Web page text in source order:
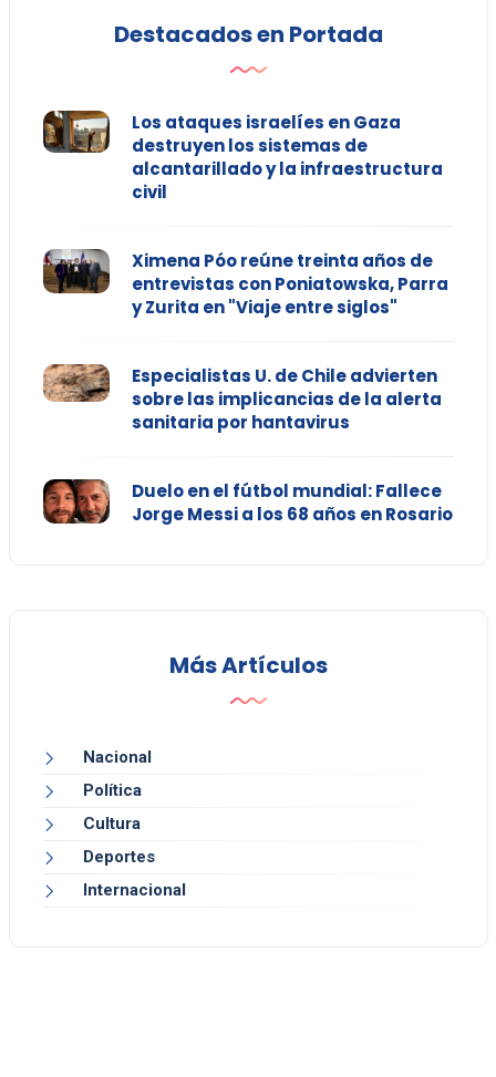
Destacados en Portada
Los ataques israelíes en Gaza
destruyen los sistemas de
alcantarillado y la infraestructura
civil
Ximena Póo reúne treinta años de
entrevistas con Poniatowska, Parra
y Zurita en "Viaje entre siglos"
Especialistas U. de Chile advierten
sobre las implicancias de la alerta
sanitaria por hantavirus
Duelo en el fútbol mundial: Fallece
Jorge Messi a los 68 años en Rosario
Más Artículos
Nacional
Política
Cultura
Deportes
Internacional